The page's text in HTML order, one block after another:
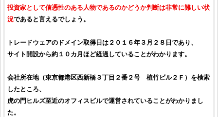
投資家として信憑性のある人物であるのかどうか判断は非常に難しい状
況であると言えるでしょう。
トレードウェアのドメイン取得日は２０１６年３月２８日であり、
サイト開設から約１０カ月ほど経過していることがわかります。
会社所在地（東京都港区西新橋３丁目２番２号 植竹ビル２Ｆ）を検索
したところ、
虎の門ヒルズ至近のオフィスビルで運営されていることがわかりまし
た。